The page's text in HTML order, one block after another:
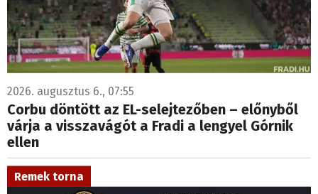
2026. augusztus 6., 07:55
Corbu döntött az EL-selejtezőben – előnyből
várja a visszavágót a Fradi a lengyel Górnik
ellen
Remek torna